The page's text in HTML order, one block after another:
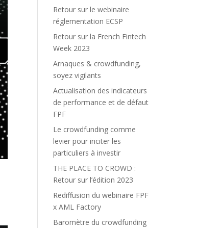
Retour sur le webinaire
réglementation ECSP
Retour sur la French Fintech
Week 2023
Arnaques & crowdfunding,
soyez vigilants
Actualisation des indicateurs
de performance et de défaut
FPF
Le crowdfunding comme
levier pour inciter les
particuliers à investir
THE PLACE TO CROWD :
Retour sur l’édition 2023
Rediffusion du webinaire FPF
x AML Factory
Baromètre du crowdfunding